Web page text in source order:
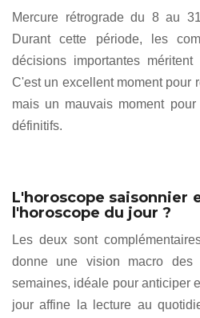
Mercure rétrograde du 8 au
Durant cette période, les
décisions importantes
C'est un excellent moment pour
mais un mauvais moment
définitifs.
L'horoscope saisonnier
l'horoscope du jour ?
Les deux sont
donne une vision macro des
semaines, idéale pour anticiper
jour affine la lecture au